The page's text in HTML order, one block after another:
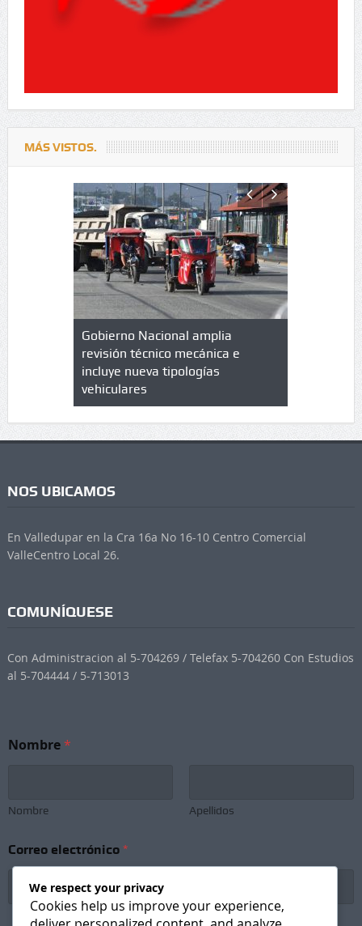
MÁS VISTOS.
de
en
Gobierno Nacional amplia
revisión técnico mecánica e
incluye nueva tipologías
vehiculares
cuáles
NOS UBICAMOS
En Valledupar en la Cra 16a No 16-10 Centro Comercial
ValleCentro Local 26.
COMUNÍQUESE
Con Administracion al 5-704269 / Telefax 5-704260 Con Estudios
al 5-704444 / 5-713013
l
r
i
c
Nombre*
Nombre Apellidos
Correo electrónico *
We respect your privacy
Cookies help us improve your experience,